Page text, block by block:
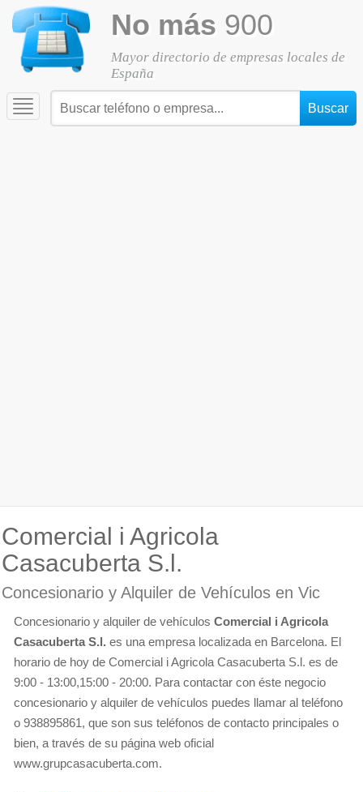
No más 900
Mayor directorio de empresas locales de
España
Toggle
navigation
Comercial i Agricola
Casacuberta S.l.
Concesionario y Alquiler de Vehículos en Vic
Concesionario y alquiler de vehículos Comercial i Agricola
Casacuberta S.l. es una empresa localizada en Barcelona. El
horario de hoy de Comercial i Agricola Casacuberta S.l. es de
9:00 - 13:00,15:00 - 20:00. Para contactar con éste negocio
concesionario y alquiler de vehículos puedes llamar al teléfono
o 938895861, que son sus teléfonos de contacto principales o
bien, a través de su página web oficial
www.grupcasacuberta.com.